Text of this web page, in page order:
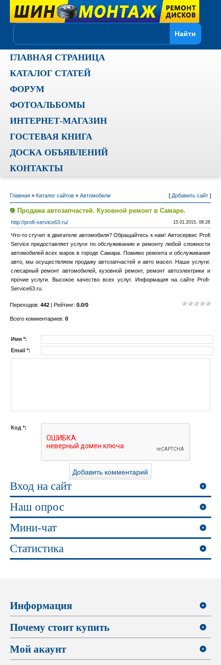
ГЛАВНАЯ СТРАНИЦА
КАТАЛОГ СТАТЕЙ
ФОРУМ
ФОТОАЛЬБОМЫ
ИНТЕРНЕТ-МАГАЗИН
ГОСТЕВАЯ КНИГА
ДОСКА ОБЪЯВЛЕНИЙ
КОНТАКТЫ
Главная» Каталог сайтов» Автомобили [ Добавить сайт]
Продажа автозапчастей. Кузовной ремонт в Самаре.
http://profi-service63.ru/ 15.01.2015, 08:28
Что-то стучит в двигателе автомобиля? Обращайтесь к нам! Автосервис Profi
Service предоставляет услуги по обслуживанию и ремонту любой сложности
автомобилей всех марок в городе Самара. Помимо ремонта и обслуживания
авто, мы осуществляем продажу автозапчастей и авто масел. Наши услуги:
слесарный ремонт автомобилей, кузовной ремонт, ремонт автоэлектрики и
прочие услуги. Высокое качество всех услуг. Информация на сайте Profi-
Service63.ru.
Переходов: 442| Рейтинг: 0.0/0
Всего комментариев: 0
Имя *:
Email *:
Код *:
Вход на сайт
Наш опрос
Мини-чат
Статистика
Информация
Почему стоит купить
Мой акаунт